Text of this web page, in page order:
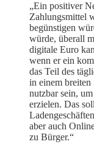
„Ein positiver
Zahlungsmittel
begünstigen
würde, überall
digitale Euro
wenn er ein
das Teil des
in einem breiten
nutzbar sein,
erzielen. Das
aber auch
zu Bürger.“